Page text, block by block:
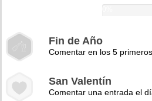
Fin de Año
Comentar en los 5
San Valentín
Comentar una entrada el